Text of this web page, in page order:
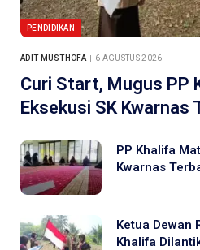
PENDIDIKAN
ADIT MUSTHOFA 6 AGUSTUS 2026
Curi Start, Mugus PP
Eksekusi SK Kwarnas
PP Khalifa
Kwarnas
Ketua Dewan
Khalifa